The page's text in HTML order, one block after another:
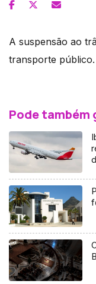
A suspensão ao
transporte público.
Pode também